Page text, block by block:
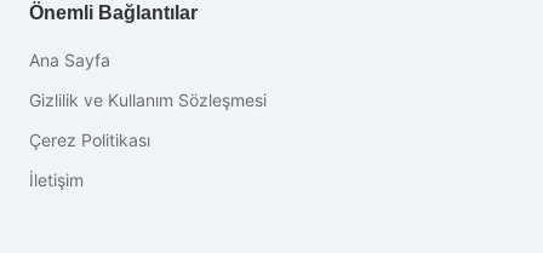
Önemli Bağlantılar
Ana Sayfa
Gizlilik ve Kullanım Sözleşmesi
Çerez Politikası
İletişim